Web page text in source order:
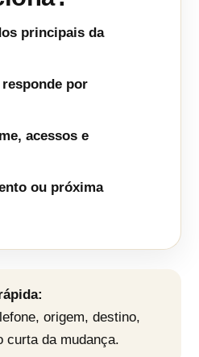
principais da
por
acessos e
ou próxima
origem, destino,
curta da mudança.